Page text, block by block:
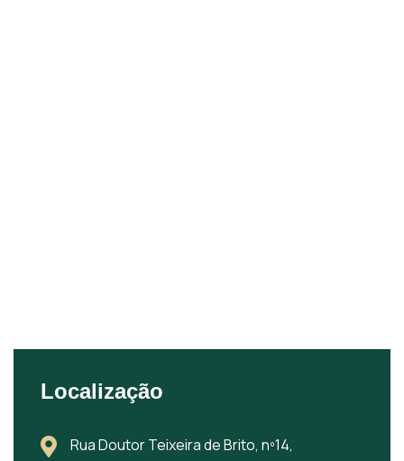
Localização
Rua Doutor Teixeira de Brito, nº14,